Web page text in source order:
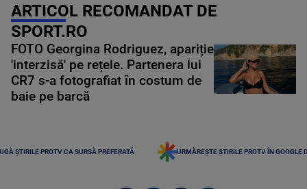
ARTICOL RECOMANDAT DE
SPORT.RO
FOTO Georgina Rodriguez, apariție
'interzisă' pe rețele. Partenera lui
CR7 s-a fotografiat în costum de
baie pe barcă
ȘTIRILE PROTV CA SURSĂ PREFERATĂ URMĂREȘTE ȘTIRILE PROTV ÎN GOOGLE